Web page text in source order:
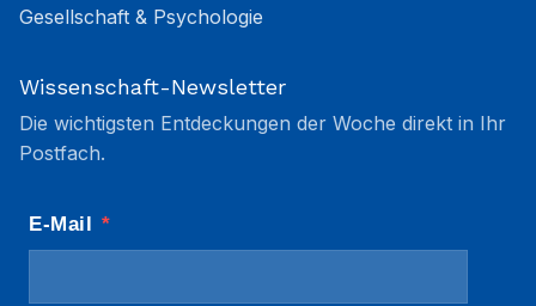
Gesellschaft & Psychologie
Wissenschaft-Newsletter
Die wichtigsten Entdeckungen der Woche direkt in Ihr
Postfach.